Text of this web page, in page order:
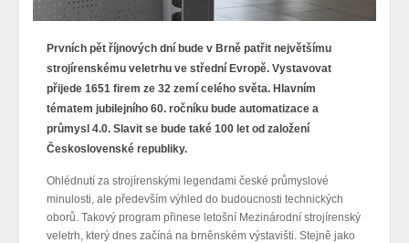
Prvních pět říjnových dní bude v Brně patřit největšímu
strojírenskému veletrhu ve střední Evropě. Vystavovat
přijede 1651 firem ze 32 zemí celého světa. Hlavním
tématem jubilejního 60. ročníku bude automatizace a
průmysl 4.0. Slavit se bude také 100 let od založení
Československé republiky.
Ohlédnutí za strojírenskými legendami české průmyslové
minulosti, ale především výhled do budoucnosti technických
oborů. Takový program přinese letošní Mezinárodní strojírenský
veletrh, který dnes začíná na brněnském výstavišti. Stejně jako